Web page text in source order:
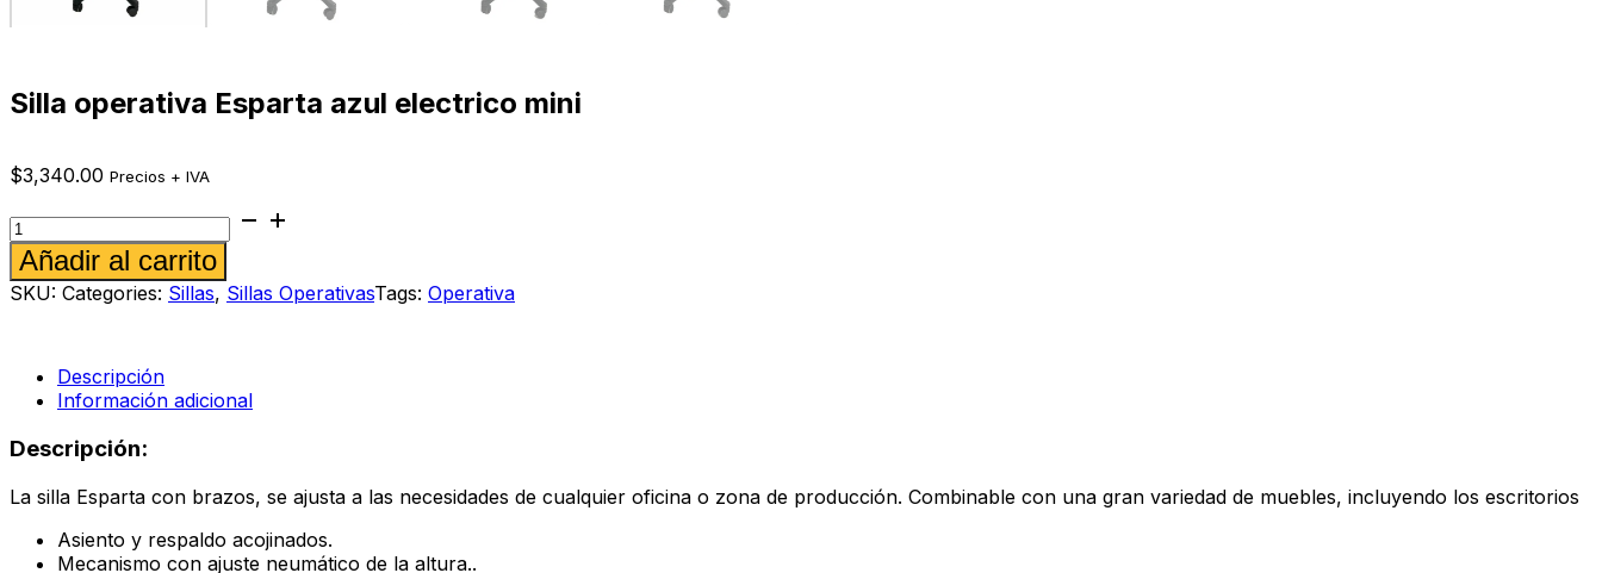
Silla operativa Esparta azul electrico mini
$3,340.00 Precios + IVA
Silla
operativa
Esparta
azul
electrico
Añadir al carrito
SKU: Categories: Sillas, Sillas OperativasTags: Operativa
Descripción
Información adicional
Descripción:
La silla Esparta con brazos, se ajusta a las necesidades de cualquier oficina o zona de producción. Combinable con una gran variedad de muebles, incluyendo los escritorios
Asiento y respaldo acojinados.
Mecanismo con ajuste neumático de la altura..